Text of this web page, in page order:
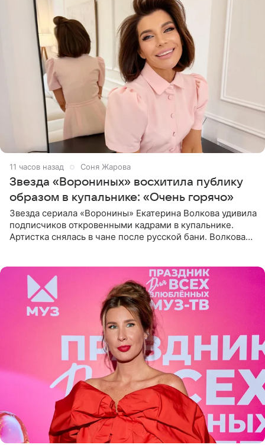
11 часов назад Соня Жарова
Звезда «Ворониных» восхитила публику
образом в купальнике: «Очень горячо»
Звезда сериала «Воронины» Екатерина Волкова удивила
подписчиков откровенными кадрами в купальнике.
Артистка снялась в чане после русской бани. Волкова